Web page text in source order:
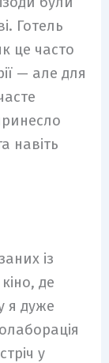
Готель
це часто
— але для
навіть
із
де
я дуже
у